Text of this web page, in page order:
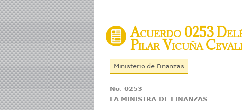
Acuerdo 0253
Pilar Vicuña
Ministerio de Finanzas
No. 0253
LA MINISTRA DE FINANZAS